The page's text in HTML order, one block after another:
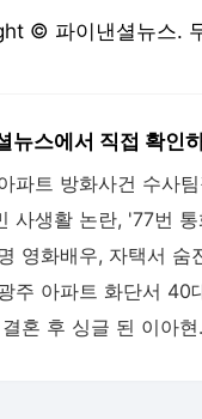
© 파이낸셜뉴스.
뉴스에서 직접 확인